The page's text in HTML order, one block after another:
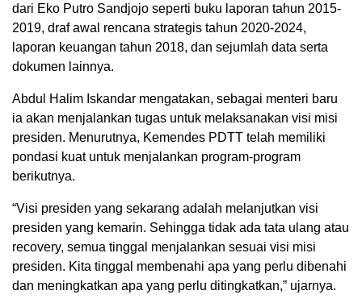
dari Eko Putro Sandjojo seperti buku laporan tahun 2015-
2019, draf awal rencana strategis tahun 2020-2024,
laporan keuangan tahun 2018, dan sejumlah data serta
dokumen lainnya.
Abdul Halim Iskandar mengatakan, sebagai menteri baru
ia akan menjalankan tugas untuk melaksanakan visi misi
presiden. Menurutnya, Kemendes PDTT telah memiliki
pondasi kuat untuk menjalankan program-program
berikutnya.
“Visi presiden yang sekarang adalah melanjutkan visi
presiden yang kemarin. Sehingga tidak ada tata ulang atau
recovery, semua tinggal menjalankan sesuai visi misi
presiden. Kita tinggal membenahi apa yang perlu dibenahi
dan meningkatkan apa yang perlu ditingkatkan,” ujarnya.